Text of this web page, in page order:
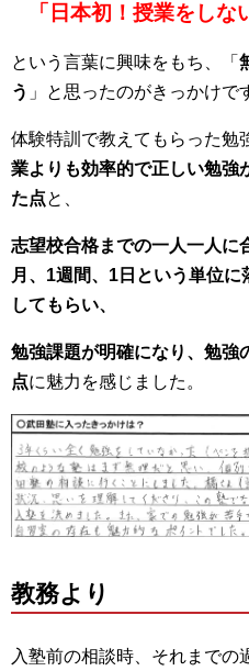
「日本初！授業をしな
という言葉に興味をもち、「
う 」と思ったのがきっかけで
体験特訓で教えてもらった勉
業よりも効率的で正しい勉強
た点と、
志望校合格までの一人一人に
月、1週間、1日という単位に
してもらい、
勉強課題が明確になり、勉強
点に魅力を感じました。
教務より
入塾前の相談時、それまで